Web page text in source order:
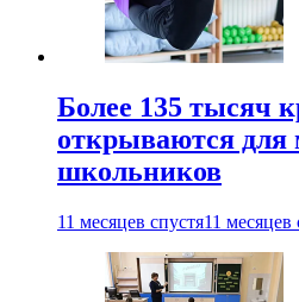
Более 135 тысяч
открываются для
школьников
11 месяцев спустя11 месяцев